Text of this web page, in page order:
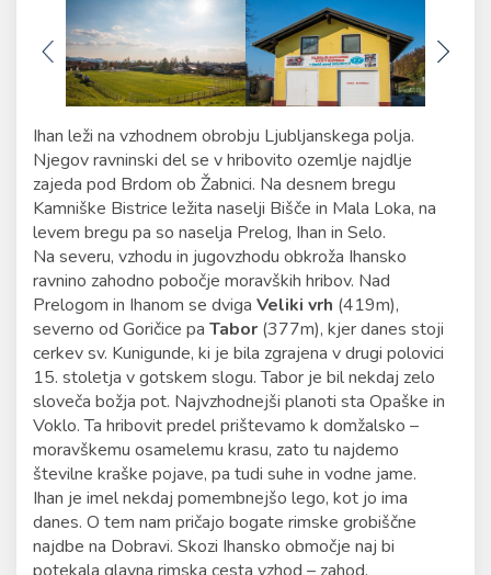
Ihan leži na vzhodnem obrobju Ljubljanskega polja.
Njegov ravninski del se v hribovito ozemlje najdlje
zajeda pod Brdom ob Žabnici. Na desnem bregu
Kamniške Bistrice ležita naselji Bišče in Mala Loka, na
levem bregu pa so naselja Prelog, Ihan in Selo.
Na severu, vzhodu in jugovzhodu obkroža Ihansko
ravnino zahodno pobočje moravških hribov. Nad
Prelogom in Ihanom se dviga Veliki vrh (419m),
severno od Goričice pa Tabor (377m), kjer danes stoji
cerkev sv. Kunigunde, ki je bila zgrajena v drugi polovici
15. stoletja v gotskem slogu. Tabor je bil nekdaj zelo
sloveča božja pot. Najvzhodnejši planoti sta Opaške in
Voklo. Ta hribovit predel prištevamo k domžalsko –
moravškemu osamelemu krasu, zato tu najdemo
številne kraške pojave, pa tudi suhe in vodne jame.
Ihan je imel nekdaj pomembnejšo lego, kot jo ima
danes. O tem nam pričajo bogate rimske grobiščne
najdbe na Dobravi. Skozi Ihansko območje naj bi